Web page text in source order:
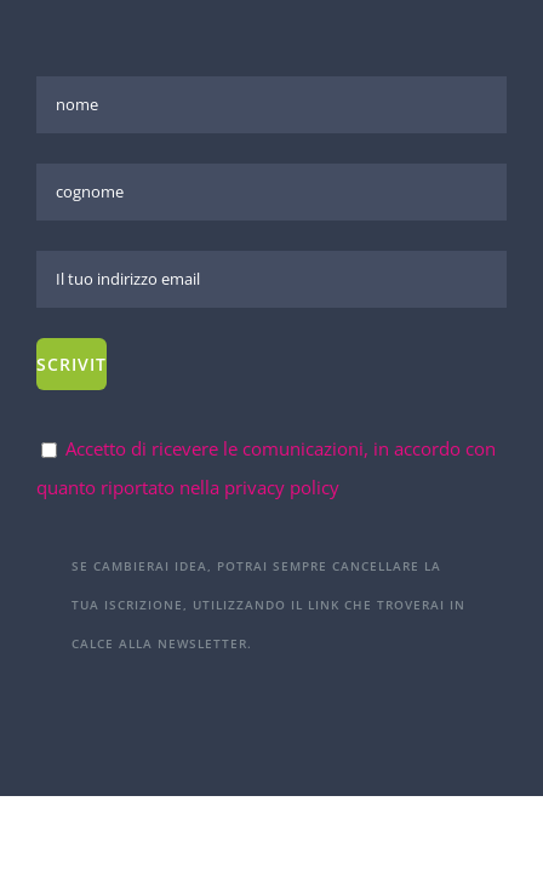
Accetto di ricevere le comunicazioni, in accordo con
quanto riportato nella privacy policy
SE CAMBIERAI IDEA, POTRAI SEMPRE CANCELLARE LA
TUA ISCRIZIONE, UTILIZZANDO IL LINK CHE TROVERAI IN
CALCE ALLA NEWSLETTER.